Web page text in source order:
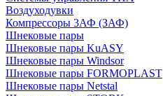
Воздуходувки
Компрессоры 3АФ (ЗАФ)
Шнековые пары
Шнековые пары KuASY
Шнековые пары Windsor
Шнековые пары FORMOPLAST
Шнековые пары Netstal